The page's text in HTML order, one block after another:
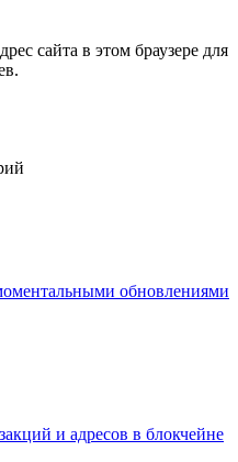
сайта в этом браузере для
обновлениями
и адресов в блокчейне